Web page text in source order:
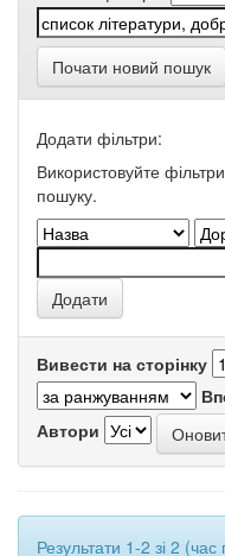
Почати новий пошук
Додати фільтри:
Використовуйте
пошуку.
Вивести на сторінку
Автори
Результати 1-2 зі 2